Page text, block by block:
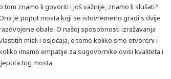
tom znamo li govoriti i još važnije, znamo li slušati?
je poput mosta koji se istovremeno gradi s dvije
obale. O našoj sposobnosti izražavanja
misli i osjećaja, o tome koliko smo otvoreni i
imamo empatije za sugovornike ovisi kvaliteta i
tog mosta.